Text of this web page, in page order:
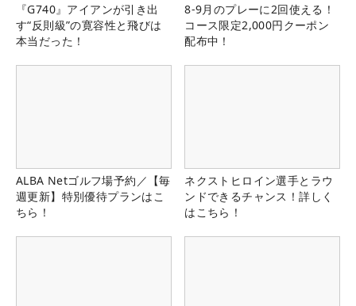
『G740』アイアンが引き出
す“反則級”の寛容性と飛びは
本当だった！
8-9月のプレーに2回使える！
コース限定2,000円クーポン
配布中！
ALBA Netゴルフ場予約／【毎
週更新】特別優待プランはこ
ちら！
ネクストヒロイン選手とラウ
ンドできるチャンス！詳しく
はこちら！